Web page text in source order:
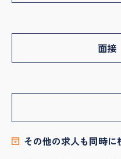
面接
その他の求人も同時